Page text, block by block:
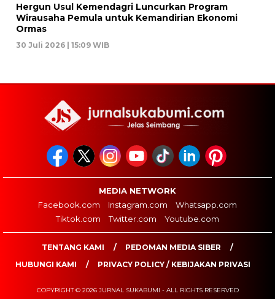
Hergun Usul Kemendagri Luncurkan Program
Wirausaha Pemula untuk Kemandirian Ekonomi
Ormas
30 Juli 2026 | 15:09 WIB
MEDIA NETWORK
Facebook.com
Instagram.com
Whatsapp.com
Tiktok.com
Twitter.com Youtube.com
TENTANG KAMI
PEDOMAN MEDIA SIBER
HUBUNGI KAMI
PRIVACY POLICY / KEBIJAKAN PRIVASI
COPYRIGHT © 2026 JURNAL SUKABUMI - ALL RIGHTS RESERVED